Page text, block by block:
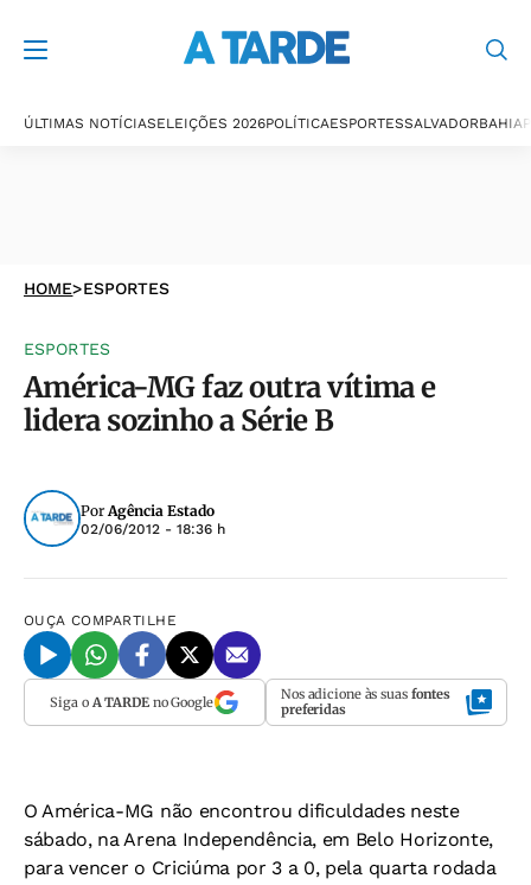
ÚLTIMAS NOTÍCIASELEIÇÕES 2026POLÍTICAESPORTESSALVADORBAHIA
HOME>ESPORTES
ESPORTES
América-MG faz outra vítima e
lidera sozinho a Série B
PorAgência Estado
02/06/2012 - 18:36 h
OUÇA COMPARTILHE
Siga o A TARDEno Google Nos adicione às suas fontes
preferidas
O América-MG não encontrou dificuldades neste
sábado, na Arena Independência, em Belo Horizonte,
para vencer o Criciúma por 3 a 0, pela quarta rodada